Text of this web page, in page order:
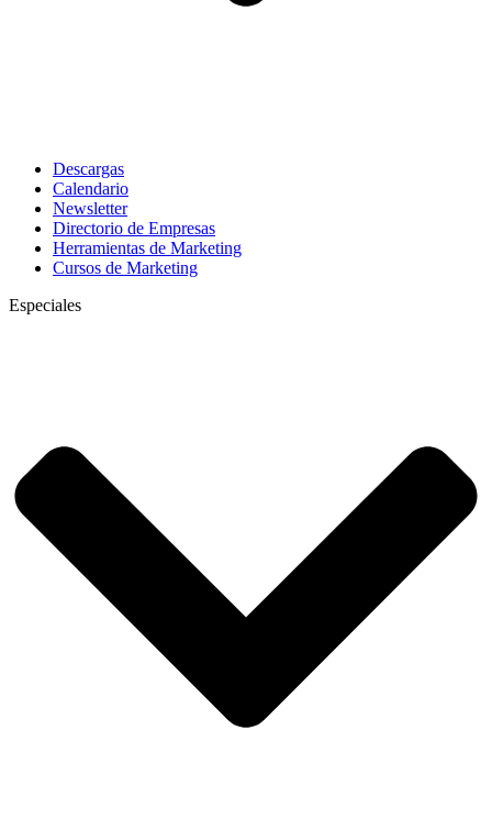
Descargas
Calendario
Newsletter
Directorio de Empresas
Herramientas de Marketing
Cursos de Marketing
Especiales